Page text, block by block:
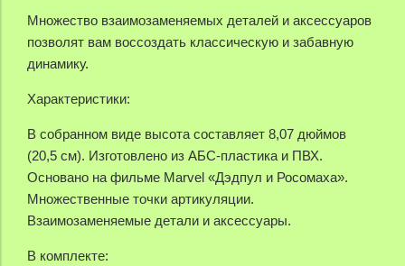
Множество взаимозаменяемых деталей и аксессуаров
позволят вам воссоздать классическую и забавную
динамику.
Характеристики:
В собранном виде высота составляет 8,07 дюймов
(20,5 см). Изготовлено из АБС-пластика и ПВХ.
Основано на фильме Marvel «Дэдпул и Росомаха».
Множественные точки артикуляции.
Взаимозаменяемые детали и аксессуары.
В комплекте: